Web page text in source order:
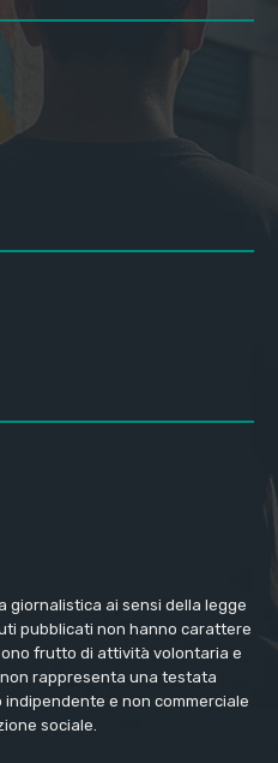
giornalistica ai sensi della legge
pubblicati non hanno carattere
frutto di attività volontaria e
rappresenta una testata
e non commerciale
sociale.